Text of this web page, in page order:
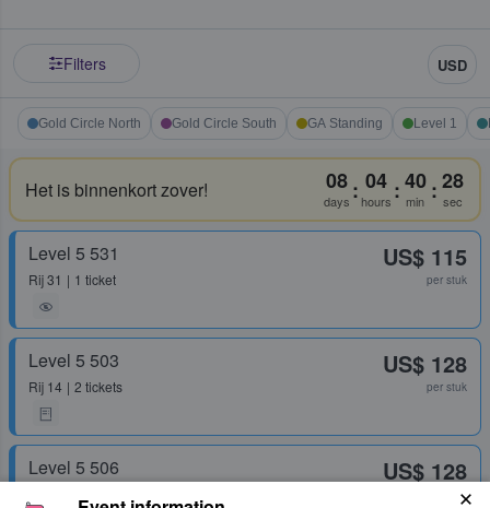
Filters USD
Gold Circle North Gold Circle South GA Standing Level 1
Het is binnenkort zover! 08
days : 04
hours :40
min :28
sec
Level 5 531
Rij31 1 ticket
US$ 115
per stuk
Level 5 503
Rij 14 2 tickets
US$ 128
per stuk
Level 5 506 US$ 128
per stuk